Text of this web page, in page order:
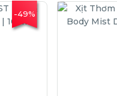
-49%